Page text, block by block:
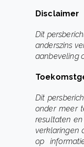
Disclaimer
Dit
anderszins
aanbeveling
Dit
onder meer
resultaten
verklaringen
op